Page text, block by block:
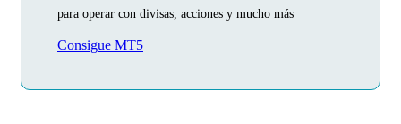
para operar con divisas, acciones y mucho más
Consigue MT5